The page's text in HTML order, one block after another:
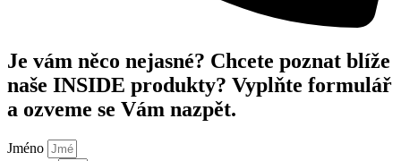
Je vám něco nejasné? Chcete poznat blíže
naše INSIDE produkty? Vyplňte formulář
a ozveme se Vám nazpět.
Jméno